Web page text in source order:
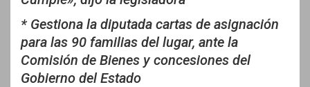
* Gestiona la diputada cartas de asignación
para las 90 familias del lugar, ante la
Comisión de Bienes y concesiones del
Gobierno del Estado